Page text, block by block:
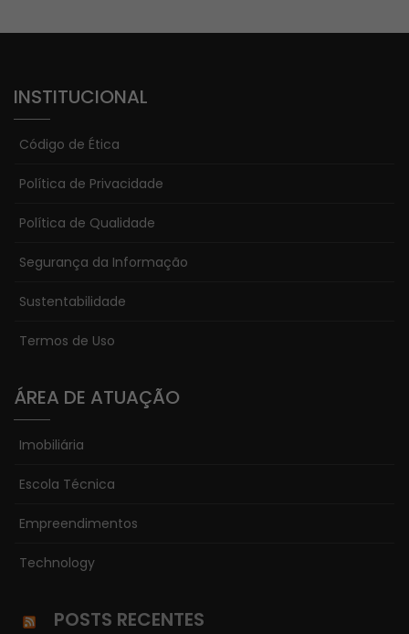
INSTITUCIONAL
Código de Ética
Política de Privacidade
Política de Qualidade
Segurança da Informação
Sustentabilidade
Termos de Uso
ÁREA DE ATUAÇÃO
Imobiliária
Escola Técnica
Empreendimentos
Technology
POSTS RECENTES